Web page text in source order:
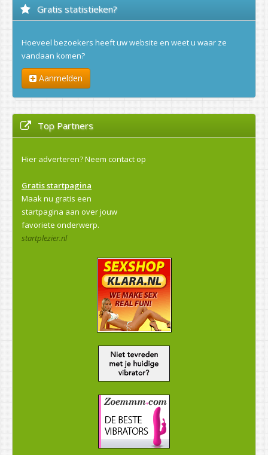
Gratis statistieken?
Hoeveel bezoekers heeft uw website en weet u waar ze
vandaan komen?
Aanmelden
Top Partners
Hier adverteren?Neem contact op
Gratis startpagina
Maak nu gratis een
startpagina aan over jouw
favoriete onderwerp.
startplezier.nl